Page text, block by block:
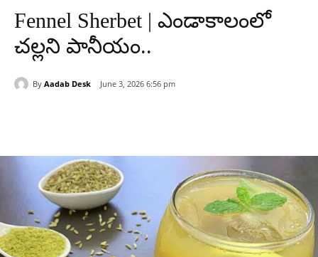
Fennel Sherbet | ఎండాకాలంలో
చల్లని పానీయం..
By Aadab Desk June 3, 2026 6:56 pm